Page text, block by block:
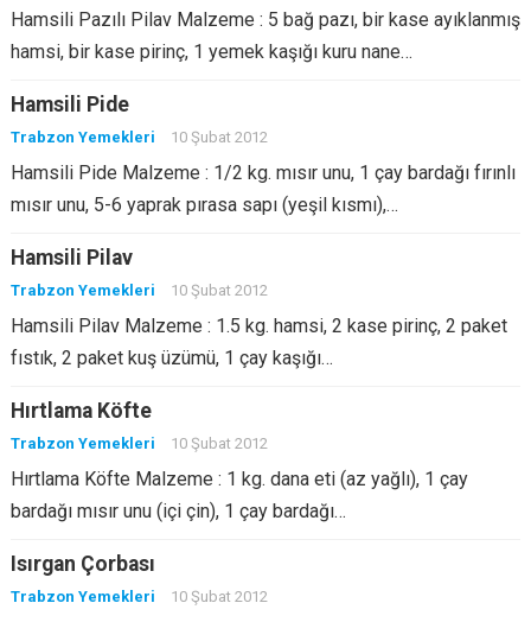
Hamsili Pazılı Pilav Malzeme : 5 bağ pazı, bir kase ayıklanmış
hamsi, bir kase pirinç, 1 yemek kaşığı kuru nane…
Hamsili Pide
Trabzon Yemekleri 10 Şubat 2012
Hamsili Pide Malzeme : 1/2 kg. mısır unu, 1 çay bardağı fırınlı
mısır unu, 5-6 yaprak pırasa sapı (yeşil kısmı),…
Hamsili Pilav
Trabzon Yemekleri 10 Şubat 2012
Hamsili Pilav Malzeme : 1.5 kg. hamsi, 2 kase pirinç, 2 paket
fıstık, 2 paket kuş üzümü, 1 çay kaşığı…
Hırtlama Köfte
Trabzon Yemekleri 10 Şubat 2012
Hırtlama Köfte Malzeme : 1 kg. dana eti (az yağlı), 1 çay
bardağı mısır unu (içi çin), 1 çay bardağı…
Isırgan Çorbası
Trabzon Yemekleri 10 Şubat 2012